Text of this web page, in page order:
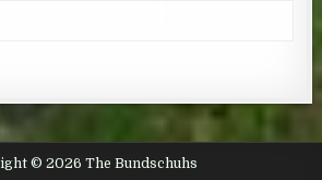
© 2026 The Bundschuhs